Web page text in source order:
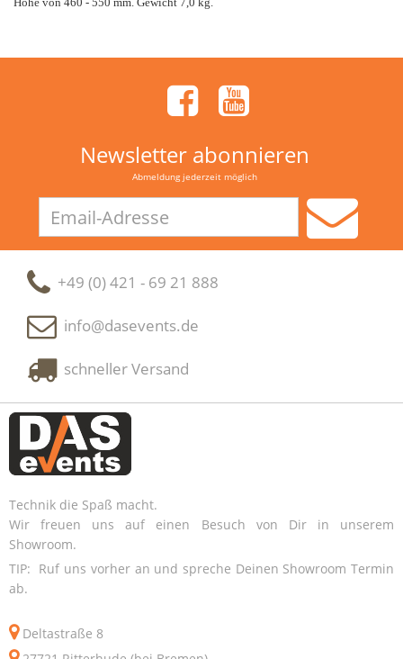
Newsletter abonnieren
Abmeldung jederzeit möglich
Adresse
+49 (0) 421 - 69 21 888
info@dasevents.de
schneller Versand
Technik die Spaß macht.
Wir freuen uns auf einen Besuch von Dir in unserem
Showroom.
TIP: Ruf uns vorher an und spreche Deinen Showroom Termin
ab.
Deltastraße 8